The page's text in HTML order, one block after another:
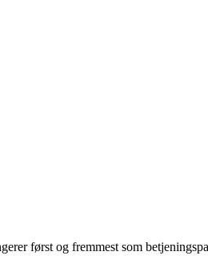
først og fremmest som